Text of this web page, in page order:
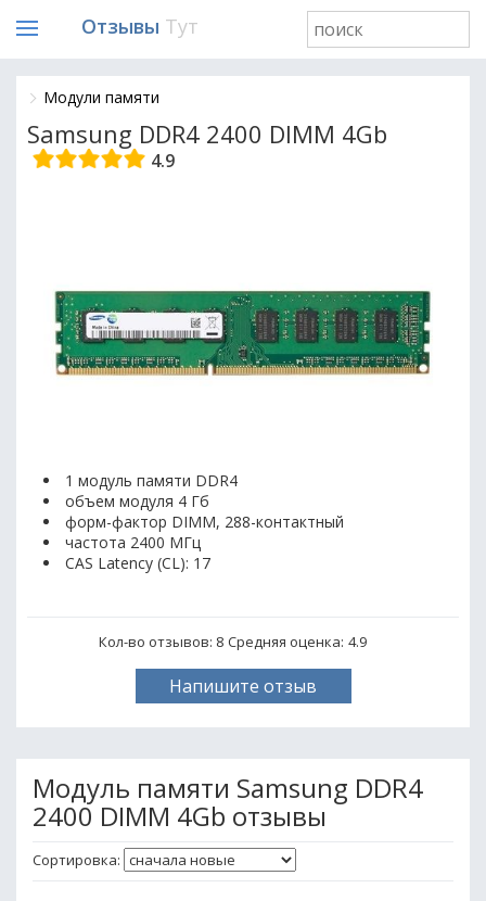
Отзывы Тут
Модули памяти
Samsung DDR4 2400 DIMM 4Gb
4.9
1 модуль памяти DDR4
объем модуля 4 Гб
форм-фактор DIMM, 288-контактный
частота 2400 МГц
CAS Latency (CL): 17
Кол-во отзывов: 8 Средняя оценка: 4.9
Напишите отзыв
Модуль памяти Samsung DDR4
2400 DIMM 4Gb отзывы
Сортировка: